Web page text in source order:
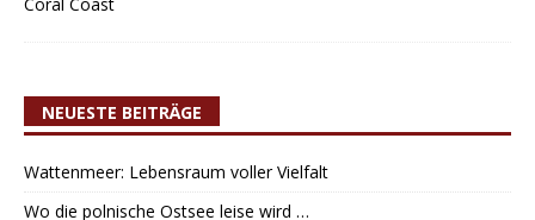
NEUESTE BEITRÄGE
Wattenmeer: Lebensraum voller Vielfalt
Wo die polnische Ostsee leise wird …